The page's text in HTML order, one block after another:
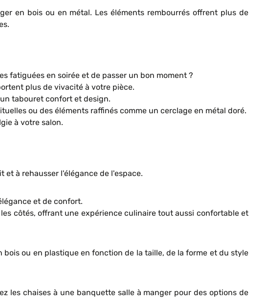
en bois ou en métal. Les éléments rembourrés offrent plus de
fatiguées en soirée et de passer un bon moment ?
plus de vivacité à votre pièce.
tabouret confort et design.
ou des éléments raffinés comme un cerclage en métal doré.
à votre salon.
et à rehausser l'élégance de l'espace.
et de confort.
côtés, offrant une expérience culinaire tout aussi confortable et
bois ou en plastique en fonction de la taille, de la forme et du style
les chaises à une banquette salle à manger pour des options de